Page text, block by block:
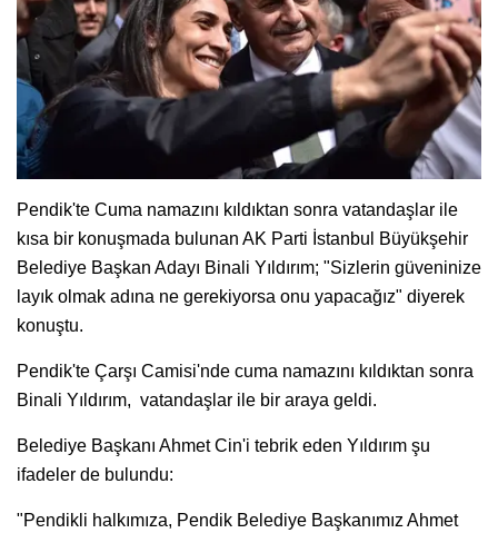
Pendik'te Cuma namazını kıldıktan sonra vatandaşlar ile
kısa bir konuşmada bulunan AK Parti İstanbul Büyükşehir
Belediye Başkan Adayı Binali Yıldırım; "Sizlerin güveninize
layık olmak adına ne gerekiyorsa onu yapacağız" diyerek
konuştu.
Pendik'te Çarşı Camisi'nde cuma namazını kıldıktan sonra
Binali Yıldırım, vatandaşlar ile bir araya geldi.
Belediye Başkanı Ahmet Cin'i tebrik eden Yıldırım şu
ifadeler de bulundu:
"Pendikli halkımıza, Pendik Belediye Başkanımız Ahmet